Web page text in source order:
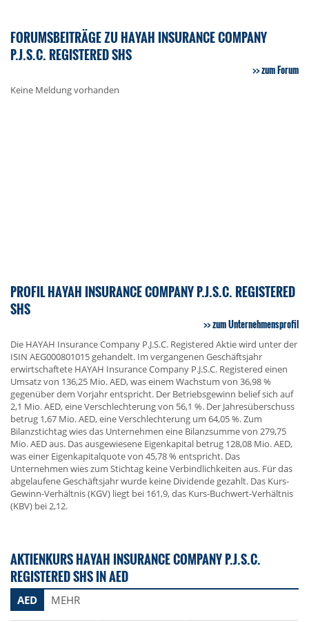
FORUMSBEITRÄGE ZU HAYAH INSURANCE COMPANY
P.J.S.C. REGISTERED SHS
zum Forum
Keine Meldung vorhanden
PROFIL HAYAH INSURANCE COMPANY P.J.S.C. REGISTERED
SHS
zum Unternehmensprofil
Die HAYAH Insurance Company P.J.S.C. Registered Aktie wird unter der
ISIN AEG000801015 gehandelt. Im vergangenen Geschäftsjahr
erwirtschaftete HAYAH Insurance Company P.J.S.C. Registered einen
Umsatz von 136,25 Mio. AED, was einem Wachstum von 36,98 %
gegenüber dem Vorjahr entspricht. Der Betriebsgewinn belief sich auf
2,1 Mio. AED, eine Verschlechterung von 56,1 %. Der Jahresüberschuss
betrug 1,67 Mio. AED, eine Verschlechterung um 64,05 %. Zum
Bilanzstichtag wies das Unternehmen eine Bilanzsumme von 279,75
Mio. AED aus. Das ausgewiesene Eigenkapital betrug 128,08 Mio. AED,
was einer Eigenkapitalquote von 45,78 % entspricht. Das
Unternehmen wies zum Stichtag keine Verbindlichkeiten aus. Für das
abgelaufene Geschäftsjahr wurde keine Dividende gezahlt. Das Kurs-
Gewinn-Verhältnis (KGV) liegt bei 161,9, das Kurs-Buchwert-Verhältnis
(KBV) bei 2,12.
AKTIENKURS HAYAH INSURANCE COMPANY P.J.S.C.
REGISTERED SHS IN AED
AED MEHR